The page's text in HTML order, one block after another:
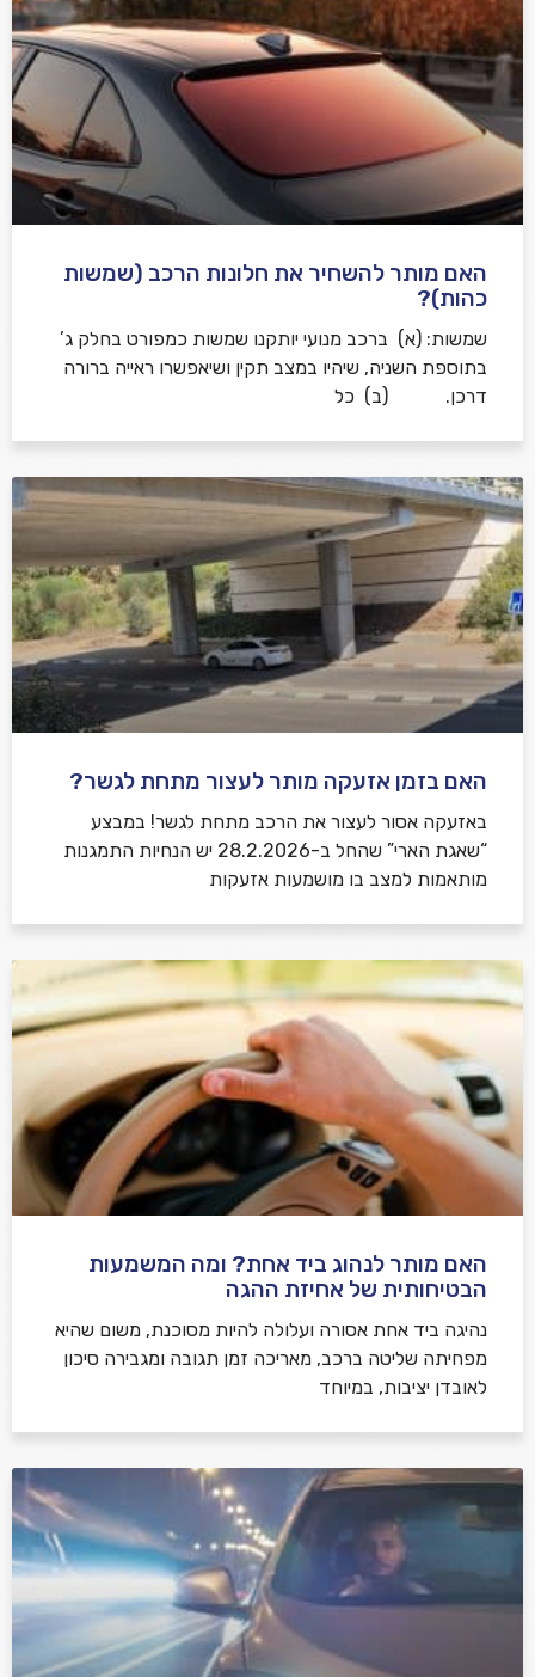
האם מותר להשחיר את חלונות הרכב (שמשות
כהות)?
שמשות: (א) ברכב מנועי יותקנו שמשות כמפורט בחלק ג’
בתוספת השניה, שיהיו במצב תקין ושיאפשרו ראייה ברורה
דרכן. (ב) כל
האם בזמן אזעקה מותר לעצור מתחת לגשר?
באזעקה אסור לעצור את הרכב מתחת לגשר! במבצע
“שאגת הארי” שהחל ב-28.2.2026 יש הנחיות התמגנות
מותאמות למצב בו מושמעות אזעקות
האם מותר לנהוג ביד אחת? ומה המשמעות
הבטיחותית של אחיזת ההגה
נהיגה ביד אחת אסורה ועלולה להיות מסוכנת, משום שהיא
מפחיתה שליטה ברכב, מאריכה זמן תגובה ומגבירה סיכון
לאובדן יציבות, במיוחד